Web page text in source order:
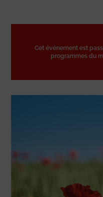
Cet événement est
programmes du